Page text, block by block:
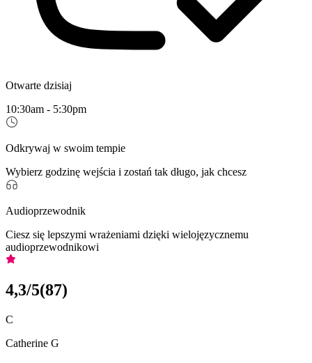
Otwarte dzisiaj
10:30am - 5:30pm
Odkrywaj w swoim tempie
Wybierz godzinę wejścia i zostań tak długo, jak chcesz
Audioprzewodnik
Ciesz się lepszymi wrażeniami dzięki wielojęzycznemu
audioprzewodnikowi
4,3/5(87)
C
Catherine G